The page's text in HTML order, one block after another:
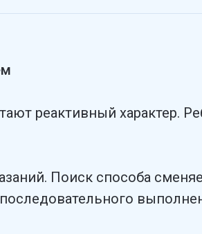
реактивный характер.
Поиск способа